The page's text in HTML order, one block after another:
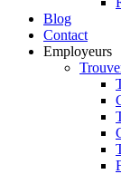
Blog
Contact
Employeurs